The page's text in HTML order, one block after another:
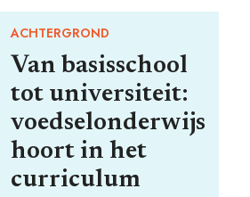
ACHTERGROND
Van basisschool
tot universiteit:
voedselonderwijs
hoort in het
curriculum